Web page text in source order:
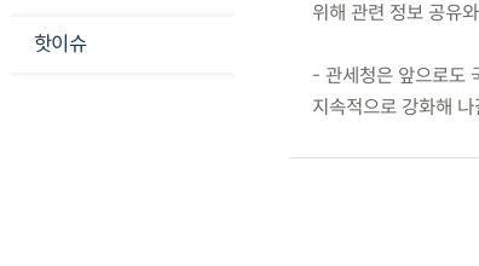
핫이슈
위해 관련 정보 공유
- 관세청은 앞으로도
지속적으로 강화해 나